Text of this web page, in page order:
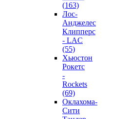
(163)
Лос-
Анджелес
Клипперс
- LAC
(55)
Хьюстон
Рокетс
-
Rockets
(69)
Оклахома-
Сити